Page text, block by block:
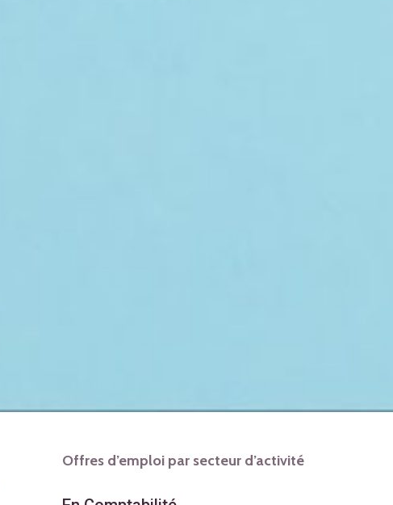
Offres d’emploi par secteur d’activité